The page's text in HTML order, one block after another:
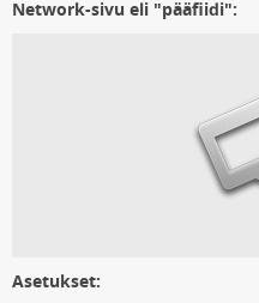
Network-sivu eli "pääfiidi":
Asetukset: